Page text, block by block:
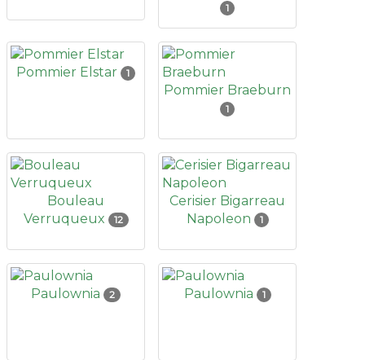
1
Pommier Elstar 1
Pommier Braeburn
1
Bouleau
Verruqueux
12
Cerisier Bigarreau
Napoleon
1
Paulownia 2 Paulownia 1